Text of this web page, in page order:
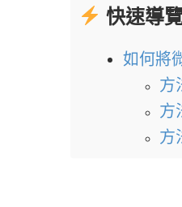
快速導
如何將
方
方
方